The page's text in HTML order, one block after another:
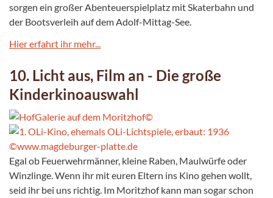
sorgen ein großer Abenteuerspielplatz mit Skaterbahn und
der Bootsverleih auf dem Adolf-Mittag-See.
Hier erfahrt ihr mehr...
10. Licht aus, Film an - Die große
Kinderkinoauswahl
Egal ob Feuerwehrmänner, kleine Raben, Maulwürfe oder
Winzlinge. Wenn ihr mit euren Eltern ins Kino gehen wollt,
seid ihr bei uns richtig. Im Moritzhof kann man sogar schon